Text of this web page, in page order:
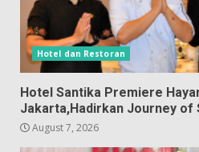
Hotel dan Restoran
Hotel Santika Premiere
Jakarta,Hadirkan Journey of
August 7, 2026